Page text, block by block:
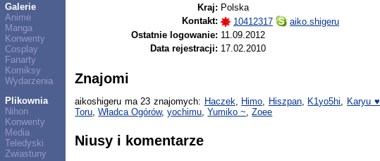
Galerie
Anime
Manga
Konwenty
Cosplay
Fanarty
Komiksy
Wydarzenia
Plikownia
Nihon
Konwenty
Media
Teledyski
Zwiastuny
Kraj: Polska
Kontakt:
10412317
aiko.shigeru
Ostatnie logowanie: 11.09.2012
Data rejestracji: 17.02.2010
Znajomi
aikoshigeru ma 23 znajomych: Haczek, Himo, Hiszpan, K1yo5hi, Karyu ♥
Toru,Władca Ogórów,yochimu,Yumiko ~,Zoee
Niusy i komentarze